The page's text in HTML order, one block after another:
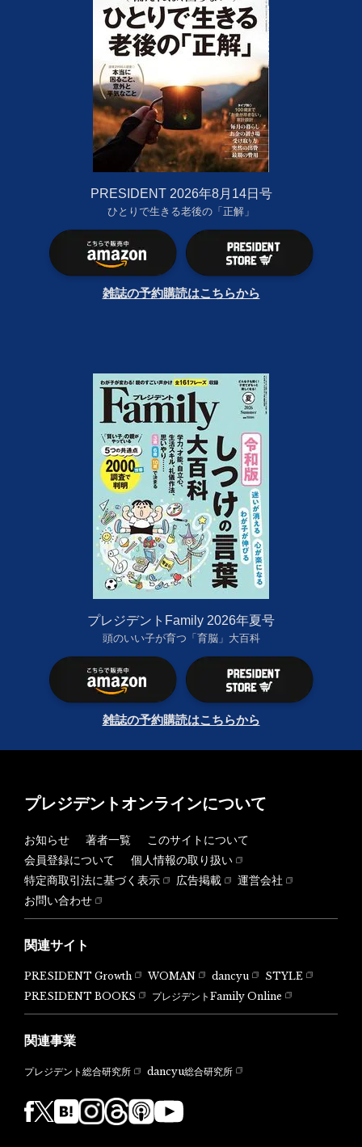
PRESIDENT 2026年8月14日号
ひとりで生きる老後の「正解」
雑誌の予約購読はこちらから
プレジデントFamily 2026年夏号
頭のいい子が育つ「育脳」大百科
雑誌の予約購読はこちらから
プレジデントオンラインについて
お知らせ 著者一覧
このサイトについて
会員登録について
個人情報の取り扱い
特定商取引法に基づく表示
広告掲載
運営会社
お問い合わせ
関連サイト
PRESIDENT Growth WOMAN dancyu
STYLE
PRESIDENT BOOKS
プレジデントFamily Online
関連事業
プレジデント総合研究所 dancyu総合研究所